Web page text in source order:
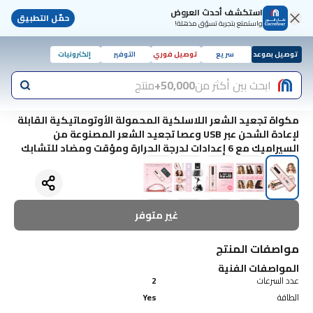
استكشف أحدث العروض
واستمتع بتجربة تسوّق مذهلة! حمّل التطبيق
توصيل بموعد سريع توصيل فوري التوفير إلكترونيات
ابحث بين أكثر من50,000+ منتج
مكواة تجعيد الشعر اللاسلكية المحمولة الأوتوماتيكية القابلة
لإعادة الشحن عبر USB وعصا تجعيد الشعر المصنوعة من
السيراميك مع 6 إعدادات لدرجة الحرارة ومؤقت ومضاد للتشابك
غير متوفر
مواصفات المنتج
المواصفات الفنية
عدد السرعات
2
الطاقة
Yes